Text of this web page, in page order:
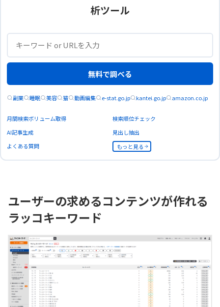
析ツール
無料で調べる
副業 睡眠 美容 猫 動画編集 e-stat.go.jp kantei.go.jp amazon.co.jp
月間検索ボリューム取得
検索順位チェック
AI記事生成
見出し抽出
よくある質問
もっと見る
ユーザーの求めるコンテンツが作れる
ラッコキーワード